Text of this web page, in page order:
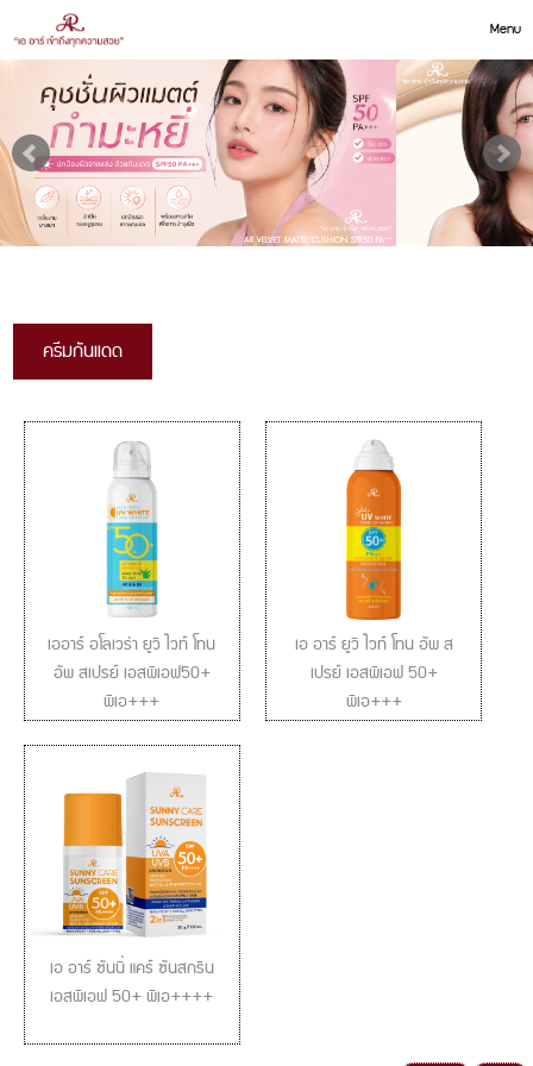
Menu
ครีมกันแดด
เออาร์ อโลเวร่า ยูวี ไวท์ โทน
อัพ สเปรย์ เอสพีเอฟ50+
พีเอ+++
เอ อาร์ ยูวี ไวท์ โทน อัพ ส
เปรย์ เอสพีเอฟ 50+
พีเอ+++
เอ อาร์ ซันนี่ แคร์ ซันสกรีน
เอสพีเอฟ 50+ พีเอ++++